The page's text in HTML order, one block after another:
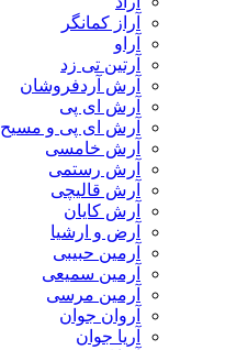
آراز کمانگر
آراو
آرتین تی زد
آرش آردفروشان
آرش ای پی
آرش ای پی و مسیح
آرش خامسی
آرش رستمی
آرش قالیچی
آرش کایان
​آرض و ارشیا
آرمین حبیبی
آرمین سمیعی
آرمین مرسی
آروان جوان
آریا جوان